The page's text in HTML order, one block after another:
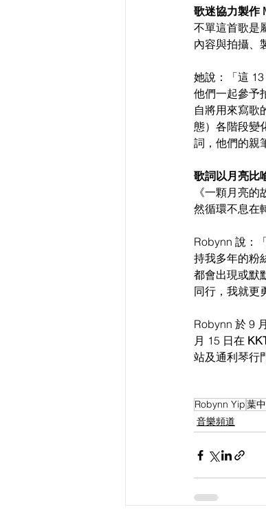
歌迷協力製作
不單這首歌是
內容與拍攝、
她說：「這
他們一起參予
自將用來寫歌
態）各階段變
詞，他們的親
歌詞以月亮比
《一顆月亮
然循環不息在
Robynn 說：
持我多年的粉
都會出現或默
同行，我就更
Robynn 於 9
月 15 日在
站及通利琴行
Robynn Yip葉
音樂頻道